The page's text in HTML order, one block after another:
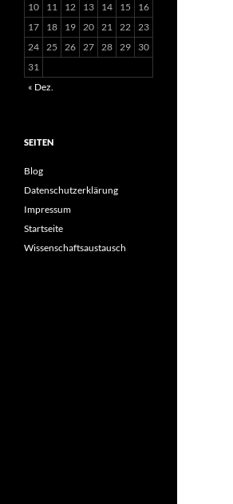
10
11 12 13 14 15
16
17
18 19 20 21 22 23
24 25 26 27 28 29
30
31
« Dez.
SEITEN
Blog
Datenschutzerklärung
Impressum
Startseite
Wissenschaftsaustausch